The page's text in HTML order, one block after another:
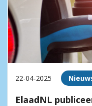
22-04-2025
ElaadNL